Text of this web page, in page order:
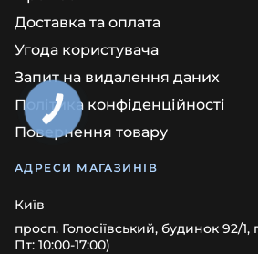
Доставка та оплата
Угода користувача
Запит на видалення даних
Політика конфіденційності
Повернення товару
АДРЕСИ МАГАЗИНІВ
Київ
просп. Голосіївський, будинок 92/
Пт: 10:00-17:00)